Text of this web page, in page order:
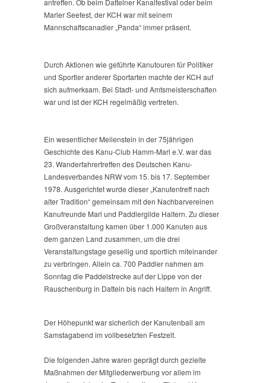
Marler Seefest, der KCH war mit seinem
Mannschaftscanadier „Panda“ immer präsent.
Durch Aktionen wie geführte Kanutouren für Politiker
und Sportler anderer Sportarten machte der KCH auf
sich aufmerksam. Bei Stadt- und Amtsmeisterschaften
war und ist der KCH regelmäßig vertreten.
Ein wesentlicher Meilenstein in der 75jährigen
Geschichte des Kanu-Club Hamm-Marl e.V. war das
23. Wanderfahrertreffen des Deutschen Kanu-
Landesverbandes NRW vom 15. bis 17. September
1978. Ausgerichtet wurde dieser „Kanutentreff nach
alter Tradition“ gemeinsam mit den Nachbarvereinen
Kanufreunde Marl und Paddlergilde Haltern. Zu dieser
Großveranstaltung kamen über 1.000 Kanuten aus
dem ganzen Land zusammen, um die drei
Veranstaltungstage gesellig und sportlich miteinander
zu verbringen. Allein ca. 700 Paddler nahmen am
Sonntag die Paddelstrecke auf der Lippe von der
Rauschenburg in Datteln bis nach Haltern in Angriff.
Der Höhepunkt war sicherlich der Kanutenball am
Samstagabend im vollbesetzten Festzelt.
Die folgenden Jahre waren geprägt durch gezielte
Maßnahmen der Mitgliederwerbung vor allem im